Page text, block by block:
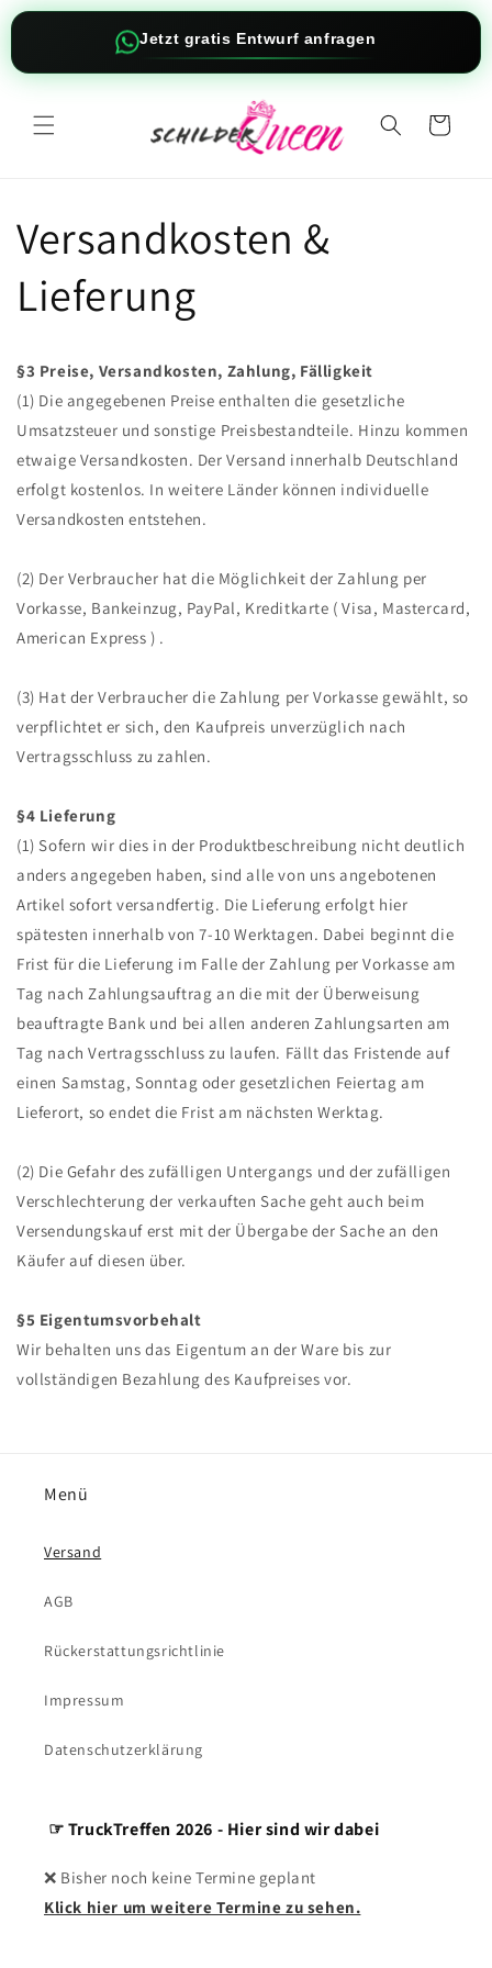
Jetzt gratis Entwurf anfragen
Warenkorb
Versandkosten &
Lieferung
§3 Preise, Versandkosten, Zahlung, Fälligkeit
(1) Die angegebenen Preise enthalten die gesetzliche
Umsatzsteuer und sonstige Preisbestandteile. Hinzu kommen
etwaige Versandkosten. Der Versand innerhalb Deutschland
erfolgt kostenlos. In weitere Länder können individuelle
Versandkosten entstehen.
(2) Der Verbraucher hat die Möglichkeit der Zahlung per
Vorkasse, Bankeinzug, PayPal, Kreditkarte ( Visa, Mastercard,
American Express ) .
(3) Hat der Verbraucher die Zahlung per Vorkasse gewählt, so
verpflichtet er sich, den Kaufpreis unverzüglich nach
Vertragsschluss zu zahlen.
§4 Lieferung
(1) Sofern wir dies in der Produktbeschreibung nicht deutlich
anders angegeben haben, sind alle von uns angebotenen
Artikel sofort versandfertig. Die Lieferung erfolgt hier
spätesten innerhalb von 7-10 Werktagen. Dabei beginnt die
Frist für die Lieferung im Falle der Zahlung per Vorkasse am
Tag nach Zahlungsauftrag an die mit der Überweisung
beauftragte Bank und bei allen anderen Zahlungsarten am
Tag nach Vertragsschluss zu laufen. Fällt das Fristende auf
einen Samstag, Sonntag oder gesetzlichen Feiertag am
Lieferort, so endet die Frist am nächsten Werktag.
(2) Die Gefahr des zufälligen Untergangs und der zufälligen
Verschlechterung der verkauften Sache geht auch beim
Versendungskauf erst mit der Übergabe der Sache an den
Käufer auf diesen über.
§5 Eigentumsvorbehalt
Wir behalten uns das Eigentum an der Ware bis zur
vollständigen Bezahlung des Kaufpreises vor.
Menü
Versand
AGB
Rückerstattungsrichtlinie
Impressum
Datenschutzerklärung
☞ TruckTreffen 2026 - Hier sind wir dabei
❌ Bisher noch keine Termine geplant
Klick hier um weitere Termine zu sehen.